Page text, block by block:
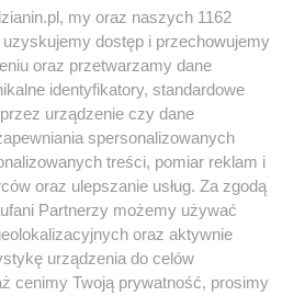
Pacana
regulamin korzystania z portali
Skontakuj sięz nami
Kontakt
Wydawca
Redakcja
my oraz naszych 1162
dostęp i przechowujemy
oraz przetwarzamy dane
identyfikatory, standardowe
urządzenie czy dane
spersonalizowanych
treści, pomiar reklam i
oraz ulepszanie usług. Za zgodą
Partnerzy możemy używać
oraz aktywnie
urządzenia do celów
cenimy Twoją prywatność, prosimy